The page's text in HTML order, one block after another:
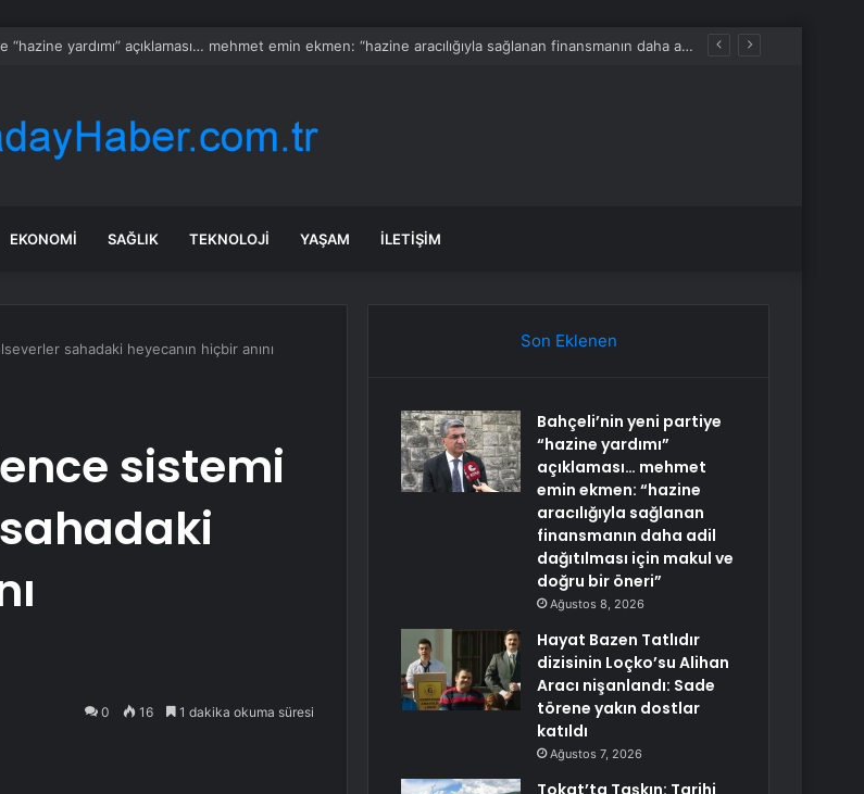
Loçko’su Alihan Aracı nişanlandı: Sade törene yakın dostlar katıldı
EKONOMI SAĞLIK TEKNOLOJI YAŞAM İLETIŞIM
sahadaki heyecanın hiçbir anını
sistemi
0 16 1 dakika okuma süresi
Son Eklenen
Bahçeli’nin yeni partiye
“hazine yardımı”
açıklaması… mehmet
emin ekmen: “hazine
aracılığıyla sağlanan
finansmanın daha adil
dağıtılması için makul ve
doğru bir öneri”
Ağustos 8, 2026
Hayat Bazen Tatlıdır
dizisinin Loçko’su Alihan
Aracı nişanlandı: Sade
törene yakın dostlar
katıldı
Ağustos 7, 2026
Tokat’ta Taşkın: Tarihi